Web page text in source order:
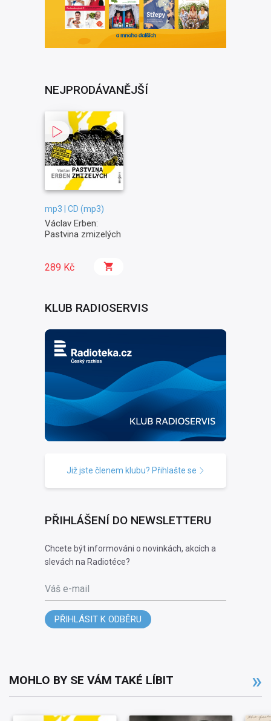
NEJPRODÁVANĚJŠÍ
mp3 | CD (mp3)
Václav Erben:
Pastvina zmizelých
289 Kč
KLUB RADIOSERVIS
Již jste členem klubu? Přihlašte se
PŘIHLÁŠENÍ DO NEWSLETTERU
Chcete být informováni o novinkách, akcích a
slevách na Radiotéce?
Váš e-mail
PŘIHLÁSIT K ODBĚRU
MOHLO BY SE VÁM TAKÉ LÍBIT